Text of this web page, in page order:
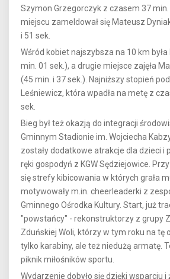
Szymon Grzegorczyk z czasem 37
miejscu zameldował się Mateusz
i 51 sek.
Wśród kobiet najszybsza na 10 km
min. 01 sek.), a drugie miejsce zajęła
(45 min. i 37 sek.). Najniższy stopień
Leśniewicz, która wpadła na metę z
sek.
Bieg był też okazją do integracji
Gminnym Stadionie im. Wojciecha
zostały dodatkowe atrakcje dla dzieci i
ręki gospodyń z KGW Sędziejowice.
się strefy kibicowania w których grała
motywowały m.in. cheerleaderki z
Gminnego Ośrodka Kultury. Start, już
"powstańcy" - rekonstruktorzy z grupy
Zduńskiej Woli, którzy w tym roku na tę
tylko karabiny, ale też niedużą armatę.
piknik miłośników sportu.
Wydarzenie dobyło się dzięki wsparciu